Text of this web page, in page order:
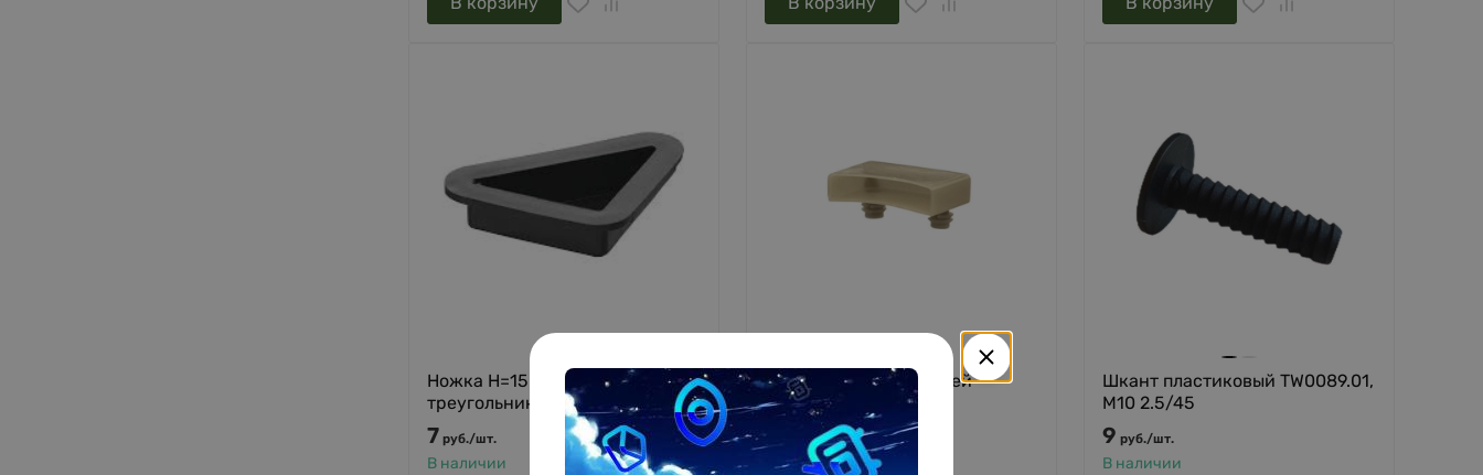
Ножка H=15 мм, мебельная
треугольник TW 0063, пластик
7 руб./шт.
В наличии
Держатель для ламелей
TW0122
8 /шт.
В наличии
Шкант пластиковый TW0089.01,
М10 2.5/45
9 руб./шт.
В наличии